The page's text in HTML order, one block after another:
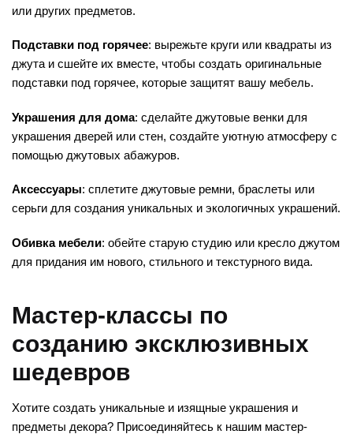
или других предметов.
Подставки под горячее: вырежьте круги или квадраты из
джута и сшейте их вместе, чтобы создать оригинальные
подставки под горячее, которые защитят вашу мебель.
Украшения для дома: сделайте джутовые венки для
украшения дверей или стен, создайте уютную атмосферу с
помощью джутовых абажуров.
Аксессуары: сплетите джутовые ремни, браслеты или
серьги для создания уникальных и экологичных украшений.
Обивка мебели: обейте старую студию или кресло джутом
для придания им нового, стильного и текстурного вида.
Мастер-классы по
созданию эксклюзивных
шедевров
Хотите создать уникальные и изящные украшения и
предметы декора? Присоединяйтесь к нашим мастер-